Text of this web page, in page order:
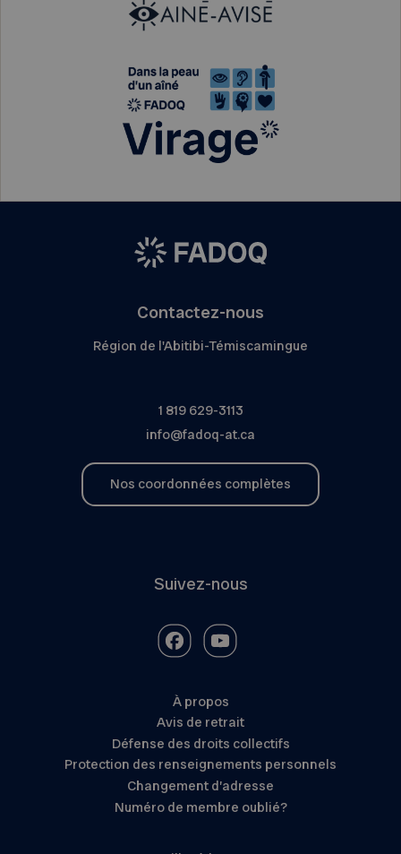
Contactez-nous
Région de l'Abitibi-Témiscamingue
1 819 629-3113
info@fadoq-at.ca
Nos coordonnées complètes
Suivez-nous
À propos
Avis de retrait
Défense des droits collectifs
Protection des renseignements personnels
Changement d’adresse
Numéro de membre oublié?